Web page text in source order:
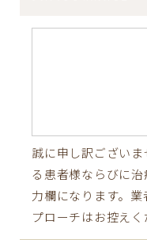
誠に申し訳ござい
る患者様ならびに
力欄になります。
プローチはお控えく